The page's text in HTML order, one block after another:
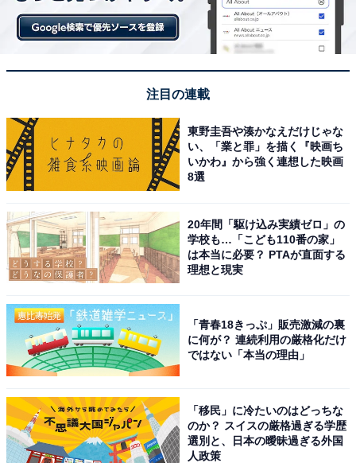
アクセス・料金・宿泊情報は？
注目の連載
東野圭吾や湊かなえだけじゃな
い、「業と罪」を描く『映画ち
いかわ』から強く連想した映画
8選
20年間「駆け込み実績ゼロ」の
学校も…「こども110番の家」
は本当に必要？ PTAが直面する
理想と現実
「青春18きっぷ」販売激減の裏
に何が？ 連続利用の厳格化だけ
ではない「本当の理由」
「移民」に冷たいのはどっちな
のか？ スイスの厳格過ぎる学歴
選別と、日本の曖昧過ぎる外国
人政策